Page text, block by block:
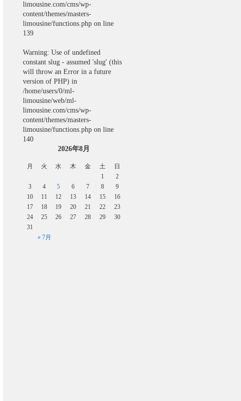
limousine.com/cms/wp-
content/themes/masters-
limousine/functions.php on line
139
Warning: Use of undefined
constant slug - assumed 'slug' (this
will throw an Error in a future
version of PHP) in
/home/users/0/ml-
limousine/web/ml-
limousine.com/cms/wp-
content/themes/masters-
limousine/functions.php on line
140
2026年8月
月 火 水 木 金 土 日
« 7月
1
2
3
4 5 6 7 8
9
10
11 12 13 14 15
16
17
18 19 20 21 22
23
24
25 26 27 28 29
30
31